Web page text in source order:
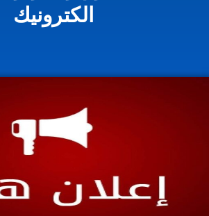
الكترونيك